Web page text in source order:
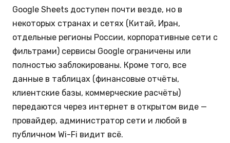
Google Sheets доступен почти везде, но в
некоторых странах и сетях (Китай, Иран,
отдельные регионы России, корпоративные сети с
фильтрами) сервисы Google ограничены или
полностью заблокированы. Кроме того, все
данные в таблицах (финансовые отчёты,
клиентские базы, коммерческие расчёты)
передаются через интернет в открытом виде —
провайдер, администратор сети и любой в
публичном Wi-Fi видит всё.